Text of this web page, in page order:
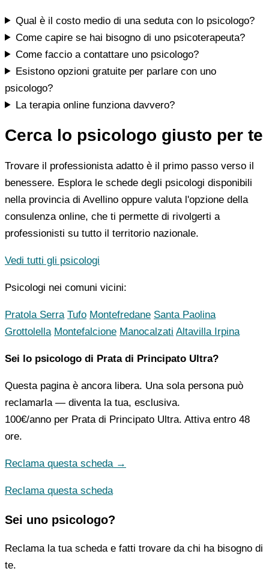
Qual è il costo medio di una seduta con lo psicologo?
Come capire se hai bisogno di uno psicoterapeuta?
Come faccio a contattare uno psicologo?
Esistono opzioni gratuite per parlare con uno
psicologo?
La terapia online funziona davvero?
Cerca lo psicologo giusto per te
Trovare il professionista adatto è il primo passo verso il
benessere. Esplora le schede degli psicologi disponibili
nella provincia di Avellino oppure valuta l'opzione della
consulenza online, che ti permette di rivolgerti a
professionisti su tutto il territorio nazionale.
Vedi tutti gli psicologi
Psicologi nei comuni vicini:
Pratola Serra Tufo Montefredane Santa Paolina
Grottolella Montefalcione Manocalzati Altavilla Irpina
Sei lo psicologo di Prata di Principato Ultra?
Questa pagina è ancora libera. Una sola persona può
reclamarla — diventa la tua, esclusiva.
100€/anno per Prata di Principato Ultra. Attiva entro 48
ore.
Reclama questa scheda →
Reclama questa scheda
Sei uno psicologo?
Reclama la tua scheda e fatti trovare da chi ha bisogno di
te.